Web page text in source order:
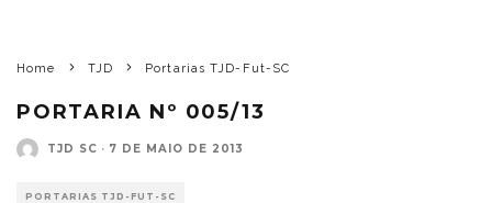
Home TJD Portarias TJD-Fut-SC
PORTARIA Nº 005/13
TJD SC · 7 DE MAIO DE 2013
PORTARIAS TJD-FUT-SC